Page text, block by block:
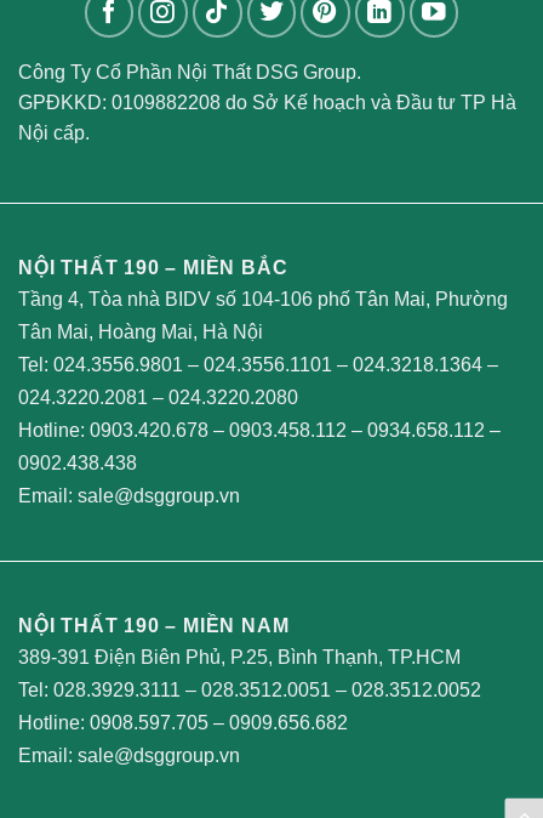
Công Ty Cổ Phần Nội Thất DSG Group.
GPĐKKD: 0109882208 do Sở Kế hoạch và Đầu tư TP Hà
Nội cấp.
NỘI THẤT 190 – MIỀN BẮC
Tầng 4, Tòa nhà BIDV số 104-106 phố Tân Mai, Phường
Tân Mai, Hoàng Mai, Hà Nội
Tel: 024.3556.9801 – 024.3556.1101 – 024.3218.1364 –
024.3220.2081 – 024.3220.2080
Hotline: 0903.420.678 – 0903.458.112 – 0934.658.112 –
0902.438.438
Email: sale@dsggroup.vn
NỘI THẤT 190 – MIỀN NAM
389-391 Điện Biên Phủ, P.25, Bình Thạnh, TP.HCM
Tel: 028.3929.3111 – 028.3512.0051 – 028.3512.0052
Hotline: 0908.597.705 – 0909.656.682
Email: sale@dsggroup.vn